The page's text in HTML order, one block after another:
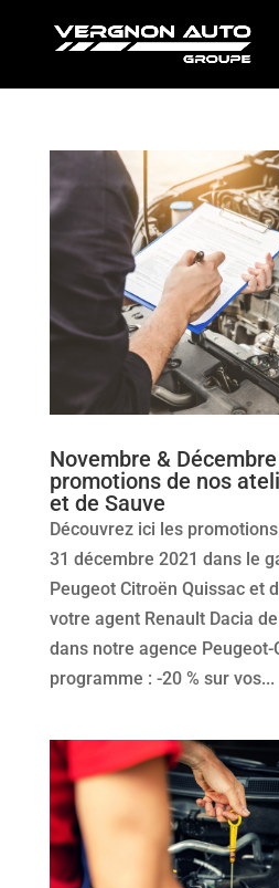
Novembre &
promotions de nos
et de Sauve
Découvrez ici les
31 décembre 2021 dans le
Peugeot Citroën Quissac et
votre agent Renault Dacia
dans notre agence Peugeot-
programme : -20 % sur vos...